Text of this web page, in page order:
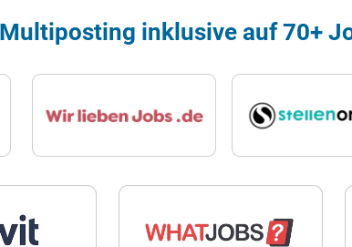
Multiposting inklusive auf 70+